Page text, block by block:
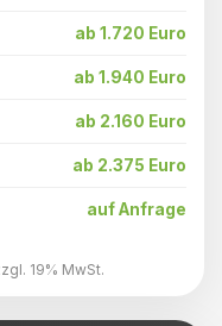
ab 1.720 Euro
ab 1.940 Euro
ab 2.160 Euro
ab 2.375 Euro
auf Anfrage
19% MwSt.